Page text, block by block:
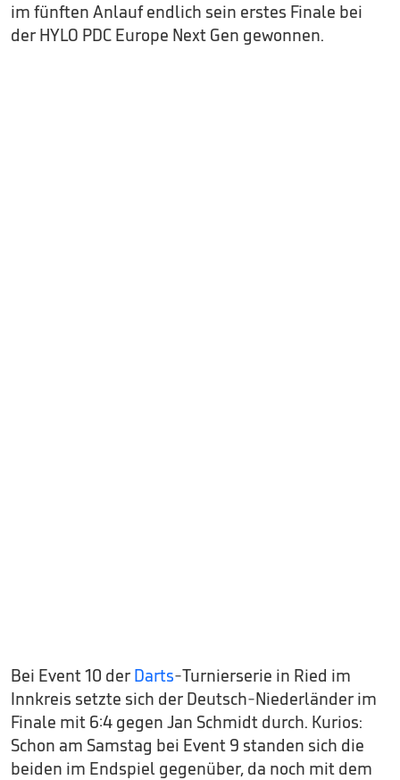
im fünften Anlauf endlich sein erstes Finale bei
der HYLO PDC Europe Next Gen gewonnen.
Bei Event 10 der Darts-Turnierserie in Ried im
Innkreis setzte sich der Deutsch-Niederländer im
Finale mit 6:4 gegen Jan Schmidt durch. Kurios:
Schon am Samstag bei Event 9 standen sich die
beiden im Endspiel gegenüber, da noch mit dem